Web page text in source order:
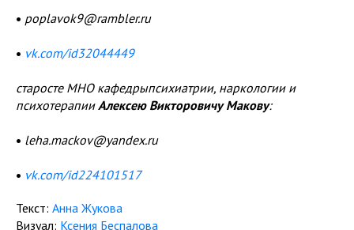
• poplavok9@rambler.ru
• vk.com/id32044449
старосте МНО кафедрыпсихиатрии, наркологии и
психотерапииАлексею Викторовичу Макову:
• leha.mackov@yandex.ru
• vk.com/id224101517
Текст: Анна Жукова
Визуал: Ксения Беспалова